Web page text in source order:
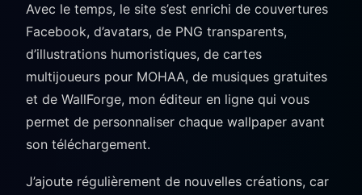
Avec le temps, le site s’est enrichi de couvertures
Facebook, d’avatars, de PNG transparents,
d’illustrations humoristiques, de cartes
multijoueurs pour MOHAA, de musiques gratuites
et de WallForge, mon éditeur en ligne qui vous
permet de personnaliser chaque wallpaper avant
son téléchargement.
J’ajoute régulièrement de nouvelles créations, car